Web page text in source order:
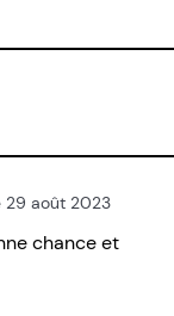
29 août 2023
chance et